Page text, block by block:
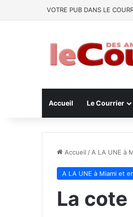
VOTRE PUB DANS LE
Accueil Le Courrier
Accueil / A LA UNE à
A LA UNE à Miami et
La